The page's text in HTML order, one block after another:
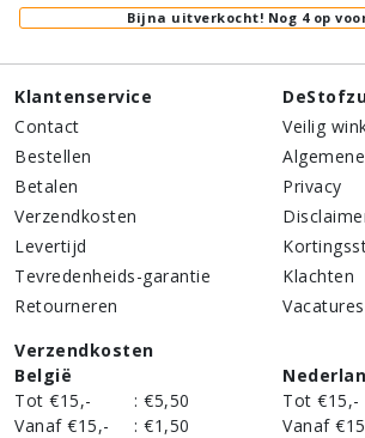
Bijna uitverkocht! Nog 4 op
Klantenservice
Contact
Bestellen
Betalen
Verzendkosten
Levertijd
Tevredenheids-garantie
Retourneren
Veilig
Privacy
Klachten
Vacatures
Verzendkosten
België
Tot €15,-
: €5,50
Vanaf €15,-
: €1,50
Tot €15,-
Vanaf